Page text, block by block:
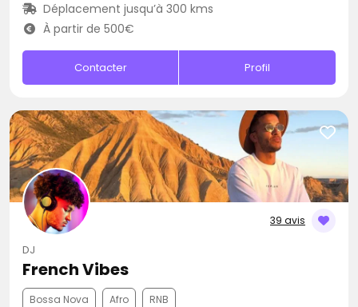
Déplacement jusqu’à 300 kms
À partir de 500€
Contacter Profil
39 avis
DJ
French Vibes
Bossa Nova Afro RNB